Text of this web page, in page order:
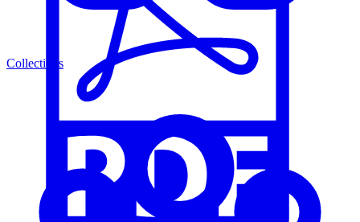
Collections